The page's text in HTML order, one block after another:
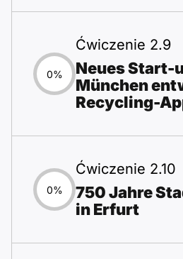
0%
Ćwiczenie 2.9
Neues Start-
München
Recycling-
0%
Ćwiczenie 2.10
750 Jahre
in Erfurt